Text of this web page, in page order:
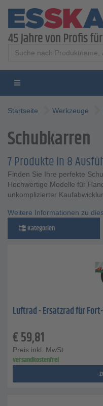
Startseite Werkzeuge
Schubkarren
7 Produkte in 8
Finden Sie Ihre perfekte
Hochwertige Modelle für
unkomplizierter
Weitere Informationen zu
Kategorien
Luftrad - Ersatzrad für
€59,81
Preis inkl. MwSt.
versandkostenfrei